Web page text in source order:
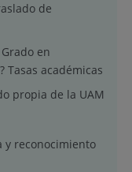
de
en
Tasas académicas
propia de la UAM
y reconocimiento